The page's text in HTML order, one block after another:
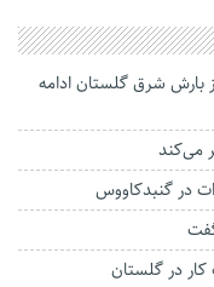
بارش شرق گلستان ادامه
می‌کند
در گنبدکاووس